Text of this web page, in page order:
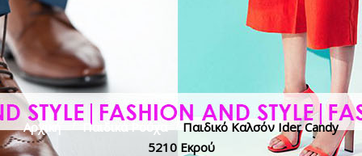
Αρχική > Παιδικά Ρούχα > Παιδικό Καλσόν Ider Candy
5210 Εκρού